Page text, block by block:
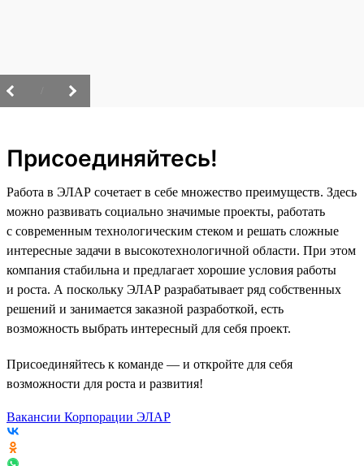
Присоединяйтесь!
Работа в ЭЛАР сочетает в себе множество преимуществ. Здесь
можно развивать социально значимые проекты, работать
с современным технологическим стеком и решать сложные
интересные задачи в высокотехнологичной области. При этом
компания стабильна и предлагает хорошие условия работы
и роста. А поскольку ЭЛАР разрабатывает ряд собственных
решений и занимается заказной разработкой, есть
возможность выбрать интересный для себя проект.
Присоединяйтесь к команде — и откройте для себя
возможности для роста и развития!
Вакансии Корпорации ЭЛАР